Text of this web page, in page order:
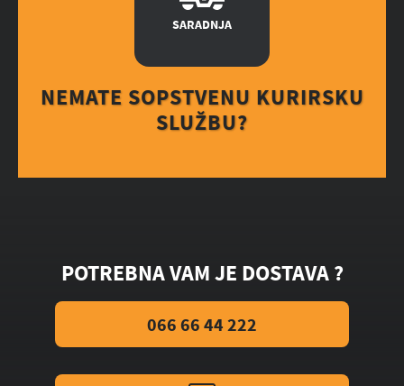
SARADNJA
NEMATE SOPSTVENU KURIRSKU
SLUŽBU?
POTREBNA VAM JE DOSTAVA ?
066 66 44 222